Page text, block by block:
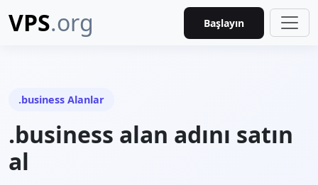
VPS.org Başlayın
.business Alanlar
.business alan adını satın
al